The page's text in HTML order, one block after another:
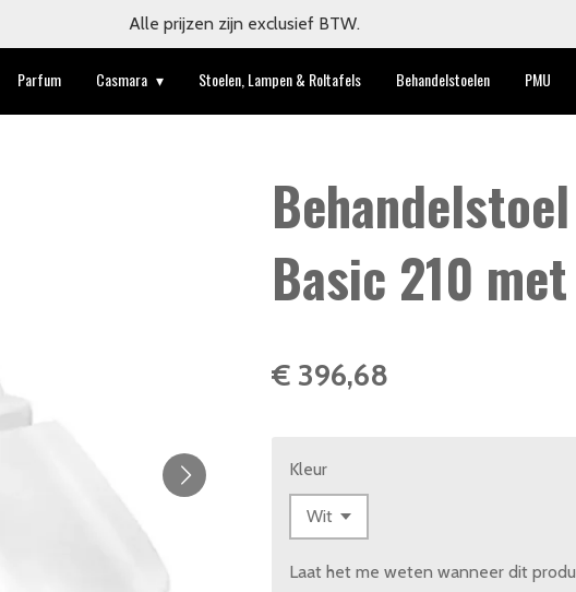
Alle prijzen zijn exclusief BTW.
Parfum Casmara Stoelen, Lampen & Roltafels Behandelstoelen PMU
Basic 210
€ 396,68
Kleur
Laat het me weten wanneer dit